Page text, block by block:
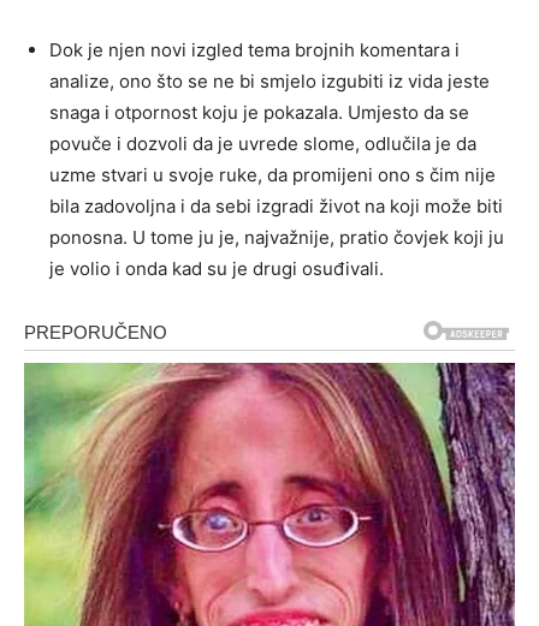
Dok je njen novi izgled tema brojnih komentara i
analize, ono što se ne bi smjelo izgubiti iz vida jeste
snaga i otpornost koju je pokazala. Umjesto da se
povuče i dozvoli da je uvrede slome, odlučila je da
uzme stvari u svoje ruke, da promijeni ono s čim nije
bila zadovoljna i da sebi izgradi život na koji može biti
ponosna. U tome ju je, najvažnije, pratio čovjek koji ju
je volio i onda kad su je drugi osuđivali.